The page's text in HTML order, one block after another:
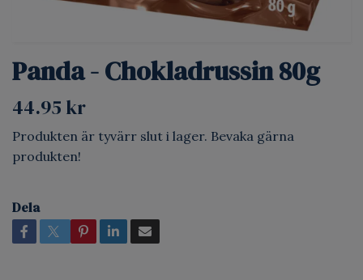
Panda - Chokladrussin 80g
44.95 kr
Produkten är tyvärr slut i lager. Bevaka gärna
produkten!
Dela